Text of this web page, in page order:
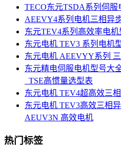
TECO东元TSDA系列伺服
AEEVY4系列电机三相异
东元TEV4系列高效率电机
东元电机 TEV3 系列电机
东元电机 AEEVYY系列
东元精电伺服电机型号大
_TSE高惯量选型表
东元电机 TEV4超高效三
东元电机 TEV3高效三相
AEUV3N 高效电机
热门标签